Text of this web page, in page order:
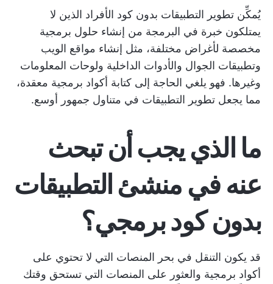
يُمكِّن تطوير التطبيقات بدون كود الأفراد الذين لا
يمتلكون خبرة في البرمجة من إنشاء حلول برمجية
مخصصة لأغراض مختلفة، مثل إنشاء مواقع الويب
وتطبيقات الجوال والأدوات الداخلية ولوحات المعلومات
وغيرها. فهو يلغي الحاجة إلى كتابة أكواد برمجية معقدة،
مما يجعل تطوير التطبيقات في متناول جمهور أوسع.
ما الذي يجب أن تبحث
عنه في منشئ التطبيقات
بدون كود برمجي؟
قد يكون التنقل في بحر المنصات التي لا تحتوي على
أكواد برمجية والعثور على المنصات التي تستحق وقتك